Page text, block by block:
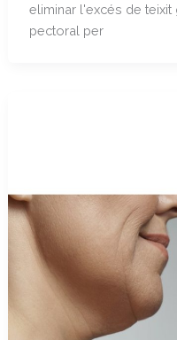
eliminar l'excés de
pectoral per